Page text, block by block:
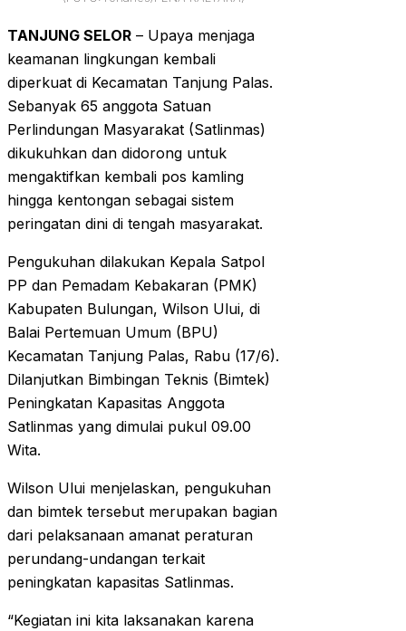
TANJUNG SELOR – Upaya menjaga
keamanan lingkungan kembali
diperkuat di Kecamatan Tanjung Palas.
Sebanyak 65 anggota Satuan
Perlindungan Masyarakat (Satlinmas)
dikukuhkan dan didorong untuk
mengaktifkan kembali pos kamling
hingga kentongan sebagai sistem
peringatan dini di tengah masyarakat.‎‎
Pengukuhan dilakukan Kepala Satpol
PP dan Pemadam Kebakaran (PMK)
Kabupaten Bulungan, Wilson Ului, di
Balai Pertemuan Umum (BPU)
Kecamatan Tanjung Palas, Rabu (17/6).
Dilanjutkan Bimbingan Teknis (Bimtek)
Peningkatan Kapasitas Anggota
Satlinmas yang dimulai pukul 09.00
Wita.‎‎
Wilson Ului menjelaskan, pengukuhan
dan bimtek tersebut merupakan bagian
dari pelaksanaan amanat peraturan
perundang-undangan terkait
peningkatan kapasitas Satlinmas.
‎‎“Kegiatan ini kita laksanakan karena